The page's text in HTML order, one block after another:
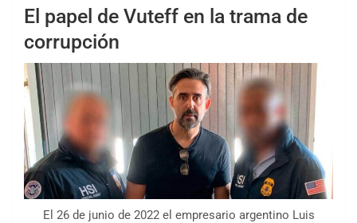
El papel de Vuteff en la trama de
corrupción
El 26 de junio de 2022 el empresario argentino Luis